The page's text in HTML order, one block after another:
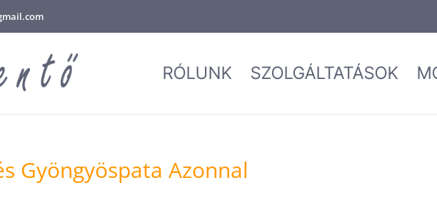
RÓLUNK SZOLGÁLTATÁSOK
Gyöngyöspata Azonnal